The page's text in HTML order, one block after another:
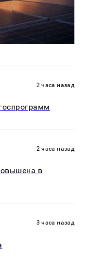
2 часа назад
2 часа назад
в
3 часа назад